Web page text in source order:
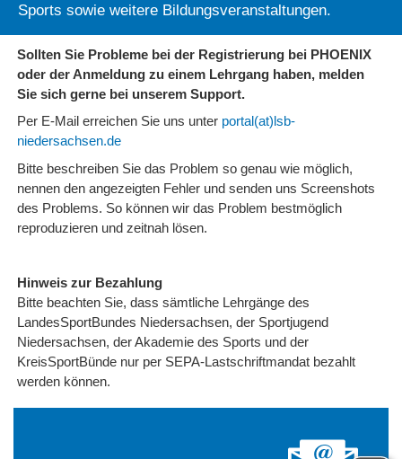
Sports sowie weitere Bildungsveranstaltungen.
Sollten Sie Probleme bei der Registrierung bei PHOENIX
oder der Anmeldung zu einem Lehrgang haben, melden
Sie sich gerne bei unserem Support.
Per E-Mail erreichen Sie uns unter portal(at)lsb-
niedersachsen.de
Bitte beschreiben Sie das Problem so genau wie möglich,
nennen den angezeigten Fehler und senden uns Screenshots
des Problems. So können wir das Problem bestmöglich
reproduzieren und zeitnah lösen.
Hinweis zur Bezahlung
Bitte beachten Sie, dass sämtliche Lehrgänge des
LandesSportBundes Niedersachsen, der Sportjugend
Niedersachsen, der Akademie des Sports und der
KreisSportBünde nur per SEPA-Lastschriftmandat bezahlt
werden können.